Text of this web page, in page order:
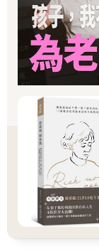
織，需要規則，
馬克認為Mt. Gox
之，後來當然有些
站改成數百萬美
沒什麼好意外的吧
事實上，在馬克
娜塔莉和我為了追
該網站其實打從一
前顧問；而後，我
裡的聯絡人過目。
決定售出網站時，
寄件者：Jed
寄件日期：2011/
收件者：Mark